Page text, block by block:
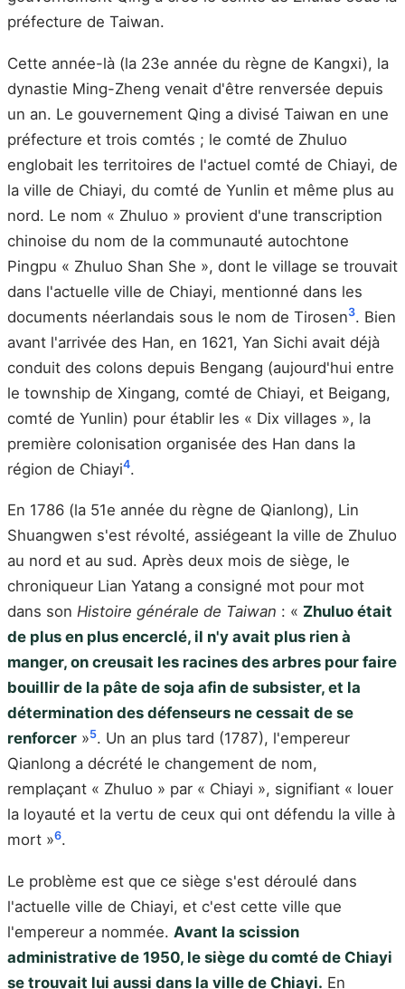
préfecture de Taiwan.
Cette année-là (la 23e année du règne de Kangxi), la
dynastie Ming-Zheng venait d'être renversée depuis
un an. Le gouvernement Qing a divisé Taiwan en une
préfecture et trois comtés ; le comté de Zhuluo
englobait les territoires de l'actuel comté de Chiayi, de
la ville de Chiayi, du comté de Yunlin et même plus au
nord. Le nom « Zhuluo » provient d'une transcription
chinoise du nom de la communauté autochtone
Pingpu « Zhuluo Shan She », dont le village se trouvait
dans l'actuelle ville de Chiayi, mentionné dans les
documents néerlandais sous le nom de Tirosen3. Bien
avant l'arrivée des Han, en 1621, Yan Sichi avait déjà
conduit des colons depuis Bengang (aujourd'hui entre
le township de Xingang, comté de Chiayi, et Beigang,
comté de Yunlin) pour établir les « Dix villages », la
première colonisation organisée des Han dans la
région de Chiayi4.
En 1786 (la 51e année du règne de Qianlong), Lin
Shuangwen s'est révolté, assiégeant la ville de Zhuluo
au nord et au sud. Après deux mois de siège, le
chroniqueur Lian Yatang a consigné mot pour mot
dans son Histoire générale de Taiwan : « Zhuluo était
de plus en plus encerclé, il n'y avait plus rien à
manger, on creusait les racines des arbres pour faire
bouillir de la pâte de soja afin de subsister, et la
détermination des défenseurs ne cessait de se
renforcer »5. Un an plus tard (1787), l'empereur
Qianlong a décrété le changement de nom,
remplaçant « Zhuluo » par « Chiayi », signifiant « louer
la loyauté et la vertu de ceux qui ont défendu la ville à
mort »6.
Le problème est que ce siège s'est déroulé dans
l'actuelle ville de Chiayi, et c'est cette ville que
l'empereur a nommée. Avant la scission
administrative de 1950, le siège du comté de Chiayi
se trouvait lui aussi dans la ville de Chiayi. En